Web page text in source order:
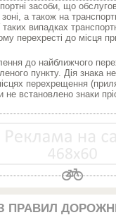
засоби, що
а також на
випадках
перехресті до місця
до найближчого
пункту. Дія знака
перехрещення
встановлено знаки
ПРАВИЛ